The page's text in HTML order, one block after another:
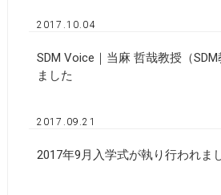
2017.10.04
SDM Voice｜当麻 哲哉教授（
ました
2017.09.21
2017年9月入学式が執り行われま